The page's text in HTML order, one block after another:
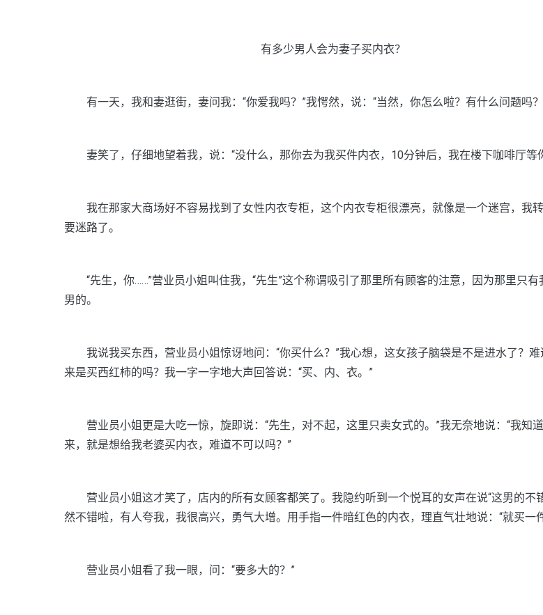
有多少男人会为妻子买内衣？
有一天，我和妻逛街，妻问我：“你爱我吗？”我愕然，说：“当然，你怎么啦？有什么问题吗
妻笑了，仔细地望着我，说：“没什么，那你去为我买件内衣，10分钟后，我在楼下咖啡厅等
我在那家大商场好不容易找到了女性内衣专柜，这个内衣专柜很漂亮，就像是一个迷宫，我
要迷路了。
“先生，你……”营业员小姐叫住我，“先生”这个称谓吸引了那里所有顾客的注意，因为那里只有
男的。
我说我买东西，营业员小姐惊讶地问：“你买什么？”我心想，这女孩子脑袋是不是进水了？难
来是买西红柿的吗？我一字一字地大声回答说：“买、内、衣。”
营业员小姐更是大吃一惊，旋即说：“先生，对不起，这里只卖女式的。”我无奈地说：“我知
来，就是想给我老婆买内衣，难道不可以吗？”
营业员小姐这才笑了，店内的所有女顾客都笑了。我隐约听到一个悦耳的女声在说“这男的不
然不错啦，有人夸我，我很高兴，勇气大增。用手指一件暗红色的内衣，理直气壮地说：“就买一
营业员小姐看了我一眼，问：“要多大的？”